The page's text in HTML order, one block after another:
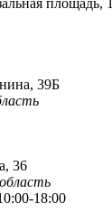
39Б
36
18:00